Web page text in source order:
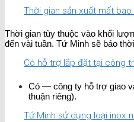
Thời gian sản xuất mất bao
Thời gian tùy thuộc vào khối
đến vài tuần. Tứ Minh sẽ báo
Có hỗ trợ lắp đặt tại công
Có — công ty hỗ trợ giao
thuận riêng).
Tứ Minh sử dụng loại inox